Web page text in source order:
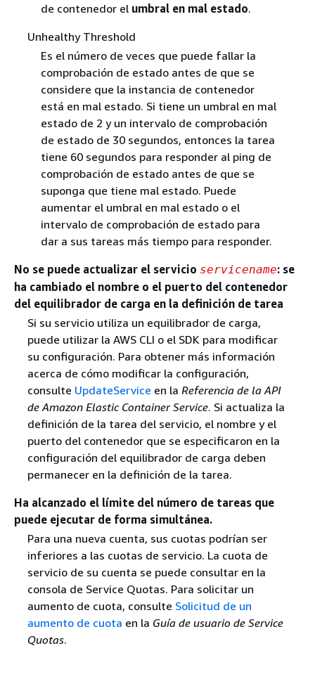
de contenedor el umbral en mal estado.
Unhealthy Threshold
Es el número de veces que puede fallar la
comprobación de estado antes de que se
considere que la instancia de contenedor
está en mal estado. Si tiene un umbral en mal
estado de 2 y un intervalo de comprobación
de estado de 30 segundos, entonces la tarea
tiene 60 segundos para responder al ping de
comprobación de estado antes de que se
suponga que tiene mal estado. Puede
aumentar el umbral en mal estado o el
intervalo de comprobación de estado para
dar a sus tareas más tiempo para responder.
No se puede actualizar el servicio servicename: se
ha cambiado el nombre o el puerto del contenedor
del equilibrador de carga en la definición de tarea
Si su servicio utiliza un equilibrador de carga,
puede utilizar la AWS CLI o el SDK para modificar
su configuración. Para obtener más información
acerca de cómo modificar la configuración,
consulte UpdateService en la Referencia de la API
de Amazon Elastic Container Service. Si actualiza la
definición de la tarea del servicio, el nombre y el
puerto del contenedor que se especificaron en la
configuración del equilibrador de carga deben
permanecer en la definición de la tarea.
Ha alcanzado el límite del número de tareas que
puede ejecutar de forma simultánea.
Para una nueva cuenta, sus cuotas podrían ser
inferiores a las cuotas de servicio. La cuota de
servicio de su cuenta se puede consultar en la
consola de Service Quotas. Para solicitar un
aumento de cuota, consulte Solicitud de un
aumento de cuota en la Guía de usuario de Service
Quotas.